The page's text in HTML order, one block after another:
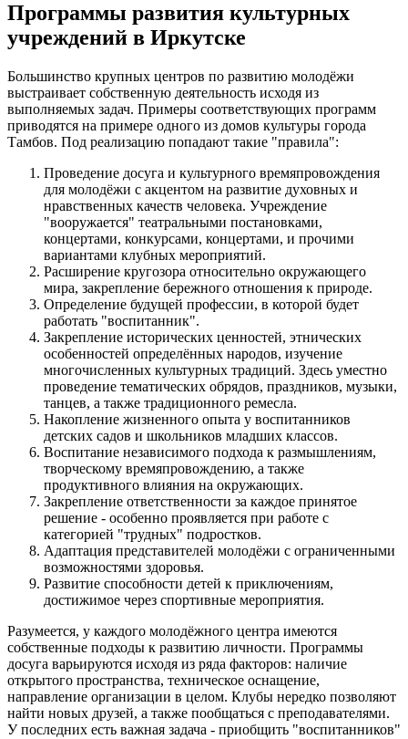
Программы развития культурных
учреждений в Иркутске
Большинство крупных центров по развитию молодёжи
выстраивает собственную деятельность исходя из
выполняемых задач. Примеры соответствующих программ
приводятся на примере одного из домов культуры города
Тамбов. Под реализацию попадают такие "правила":
Проведение досуга и культурного времяпровождения
для молодёжи с акцентом на развитие духовных и
нравственных качеств человека. Учреждение
"вооружается" театральными постановками,
концертами, конкурсами, концертами, и прочими
вариантами клубных мероприятий.
Расширение кругозора относительно окружающего
мира, закрепление бережного отношения к природе.
Определение будущей профессии, в которой будет
работать "воспитанник".
Закрепление исторических ценностей, этнических
особенностей определённых народов, изучение
многочисленных культурных традиций. Здесь уместно
проведение тематических обрядов, праздников, музыки,
танцев, а также традиционного ремесла.
Накопление жизненного опыта у воспитанников
детских садов и школьников младших классов.
Воспитание независимого подхода к размышлениям,
творческому времяпровождению, а также
продуктивного влияния на окружающих.
Закрепление ответственности за каждое принятое
решение - особенно проявляется при работе с
категорией "трудных" подростков.
Адаптация представителей молодёжи с ограниченными
возможностями здоровья.
Развитие способности детей к приключениям,
достижимое через спортивные мероприятия.
Разумеется, у каждого молодёжного центра имеются
собственные подходы к развитию личности. Программы
досуга варьируются исходя из ряда факторов: наличие
открытого пространства, техническое оснащение,
направление организации в целом. Клубы нередко позволяют
найти новых друзей, а также пообщаться с преподавателями.
У последних есть важная задача - приобщить "воспитанников"